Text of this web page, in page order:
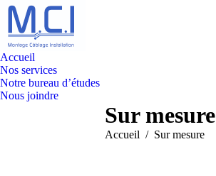
Accueil
Nos services
Notre bureau d’études
Nous joindre
Sur mesure
Vous êtes ici :
Accueil Sur mesure